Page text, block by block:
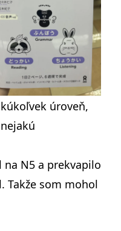
úroveň,
N5 a prekvapilo
Takže som mohol